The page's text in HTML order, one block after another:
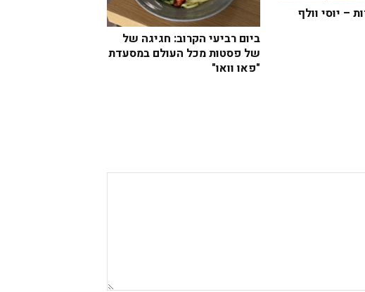
ביום רביעי הקרוב: חגיגה של
של פסטות מכל העולם במסעדת
"פאו וואו"
– יוסי וולף